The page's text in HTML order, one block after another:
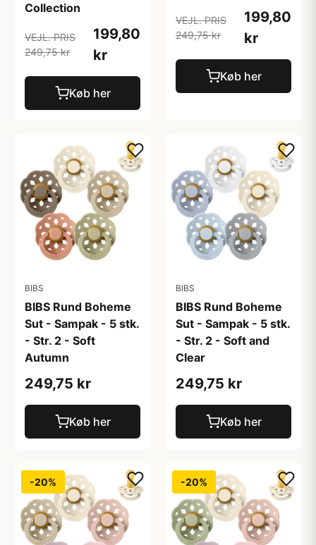
Collection
VEJL. PRIS
249,75 kr
199,80
kr
Køb her
VEJL. PRIS
249,75 kr
199,80
kr
Køb her
BIBS
BIBS Rund Boheme
Sut - Sampak - 5 stk.
- Str. 2 - Soft
Autumn
249,75 kr
Køb her
BIBS
BIBS Rund Boheme
Sut - Sampak - 5 stk.
- Str. 2 - Soft and
Clear
249,75 kr
Køb her
-20% -20%